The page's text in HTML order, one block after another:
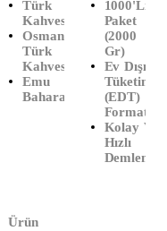
Kahvesi
(90 GR)
Türk
Kahvesi
Osmanlı
Türk
Kahvesi
Emu
Baharat
Altın
Süzen
Bardak
Poşet
Çay
(1000'li
) (2000
Gr)
1000'li
Paket
(2000
Gr)
Ev Dışı
Tüketim
(EDT)
Formatı
Kolay Ve
Hızlı
Demleme
Ürün